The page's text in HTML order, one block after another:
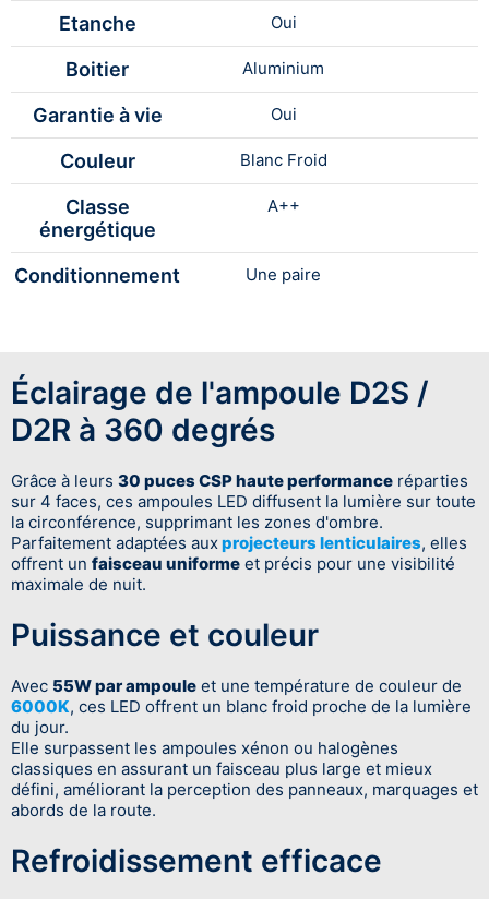
Etanche Oui
Boitier Aluminium
Garantie à vie Oui
Couleur Blanc Froid
Classe
énergétique
A++
Conditionnement Une paire
Éclairage de l'ampoule D2S /
D2R à 360 degrés
Grâce à leurs 30 puces CSP haute performance réparties
sur 4 faces, ces ampoules LED diffusent la lumière sur toute
la circonférence, supprimant les zones d'ombre.
Parfaitement adaptées aux projecteurs lenticulaires, elles
offrent un faisceau uniforme et précis pour une visibilité
maximale de nuit.
Puissance et couleur
Avec 55W par ampoule et une température de couleur de
6000K, ces LED offrent un blanc froid proche de la lumière
du jour.
Elle surpassent les ampoules xénon ou halogènes
classiques en assurant un faisceau plus large et mieux
défini, améliorant la perception des panneaux, marquages et
abords de la route.
Refroidissement efficace